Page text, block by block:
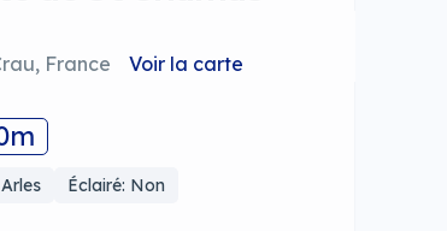
France Voir la carte
Éclairé: Non